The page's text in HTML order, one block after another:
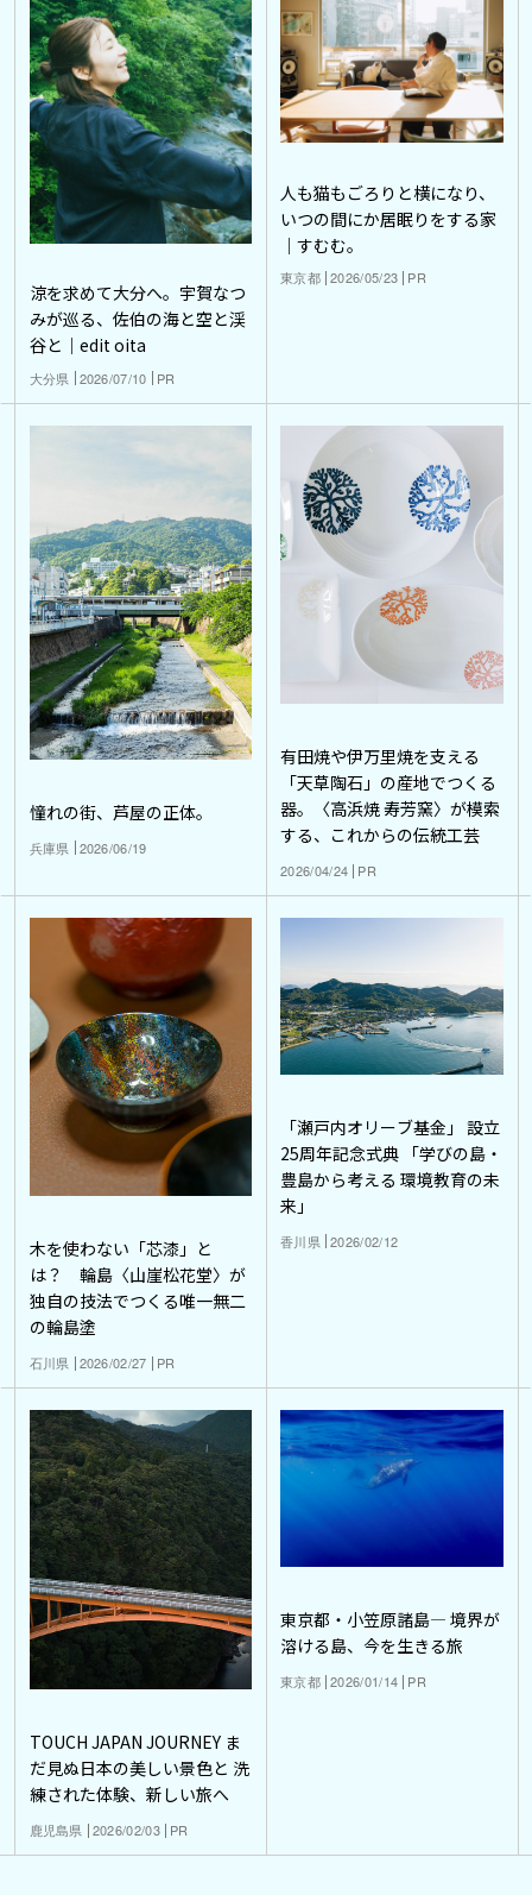
涼を求めて大分へ。宇賀なつ
みが巡る、佐伯の海と空と渓
谷と｜edit oita
大分県 2026/07/10 PR
人も猫もごろりと横になり、
いつの間にか居眠りをする家
｜すむむ。
東京都 2026/05/23 PR
憧れの街、芦屋の正体。
兵庫県 2026/06/19
有田焼や伊万里焼を支える
「天草陶石」の産地でつくる
器。〈高浜焼 寿芳窯〉が模索
する、これからの伝統工芸
2026/04/24 PR
木を使わない「芯漆」と
は？ 輪島〈山崖松花堂〉が
独自の技法でつくる唯一無二
の輪島塗
石川県 2026/02/27 PR
「瀬戸内オリーブ基金」 設立
25周年記念式典 「学びの島・
豊島から考える 環境教育の未
来」
香川県 2026/02/12
TOUCH JAPAN JOURNEY ま
だ見ぬ日本の美しい景色と 洗
練された体験、新しい旅へ
鹿児島県 2026/02/03 PR
東京都・小笠原諸島― 境界が
溶ける島、今を生きる旅
東京都 2026/01/14 PR